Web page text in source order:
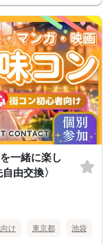
一緒に楽し
由交換〉
け 東京都 池袋